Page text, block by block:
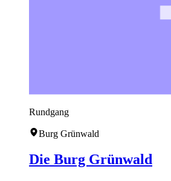
Rundgang
Burg Grünwald
Die Burg Grünwald